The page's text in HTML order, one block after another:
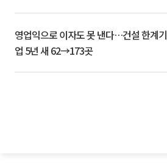
영업익으로 이자도 못 낸다…건설 한계기
업 5년 새 62→173곳